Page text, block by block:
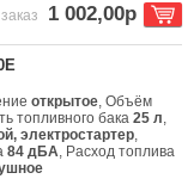
1 002,00р
открытое, Объём
топливного бака25 л,
электростартер,
84 дБА, Расход топлива